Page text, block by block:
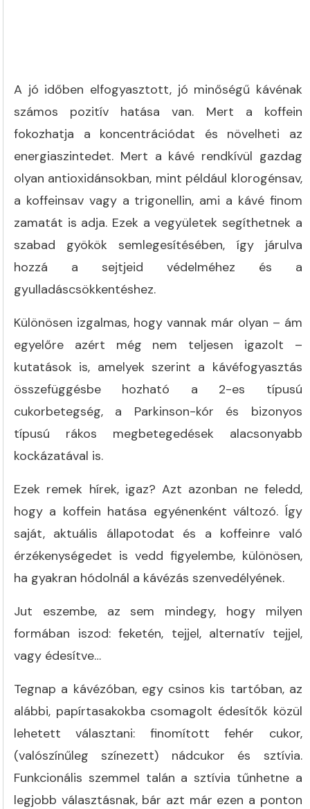
A jó időben elfogyasztott, jó minőségű kávénak
számos pozitív hatása van. Mert a koffein
fokozhatja a koncentrációdat és növelheti az
energiaszintedet. Mert a kávé rendkívül gazdag
olyan antioxidánsokban, mint például klorogénsav,
a koffeinsav vagy a trigonellin, ami a kávé finom
zamatát is adja. Ezek a vegyületek segíthetnek a
szabad gyökök semlegesítésében, így járulva
hozzá a sejtjeid védelméhez és a
gyulladáscsökkentéshez.
Különösen izgalmas, hogy vannak már olyan – ám
egyelőre azért még nem teljesen igazolt –
kutatások is, amelyek szerint a kávéfogyasztás
összefüggésbe hozható a 2-es típusú
cukorbetegség, a Parkinson-kór és bizonyos
típusú rákos megbetegedések alacsonyabb
kockázatával is.
Ezek remek hírek, igaz? Azt azonban ne feledd,
hogy a koffein hatása egyénenként változó. Így
saját, aktuális állapotodat és a koffeinre való
érzékenységedet is vedd figyelembe, különösen,
ha gyakran hódolnál a kávézás szenvedélyének.
Jut eszembe, az sem mindegy, hogy milyen
formában iszod: feketén, tejjel, alternatív tejjel,
vagy édesítve…
Tegnap a kávézóban, egy csinos kis tartóban, az
alábbi, papírtasakokba csomagolt édesítők közül
lehetett választani: finomított fehér cukor,
(valószínűleg színezett) nádcukor és sztívia.
Funkcionális szemmel talán a sztívia tűnhetne a
legjobb választásnak, bár azt már ezen a ponton